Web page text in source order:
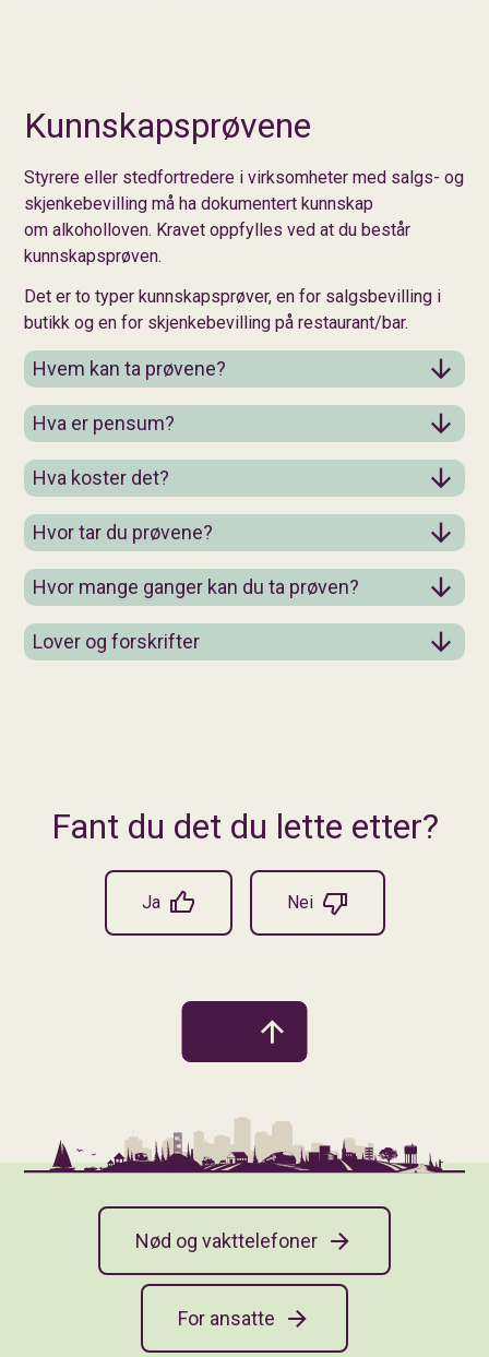
Kunnskapsprøvene
Styrere eller stedfortredere i virksomheter med salgs- og
skjenkebevilling må ha dokumentert kunnskap
om alkoholloven. Kravet oppfylles ved at du består
kunnskapsprøven.
Det er to typer kunnskapsprøver, en for salgsbevilling i
butikk og en for skjenkebevilling på restaurant/bar.
Hvem kan ta prøvene?
Hva er pensum?
Hva koster det?
Hvor tar du prøvene?
Hvor mange ganger kan du ta prøven?
Lover og forskrifter
Fant du det du lette etter?
Ja Nei
Nød og vakttelefoner
For ansatte